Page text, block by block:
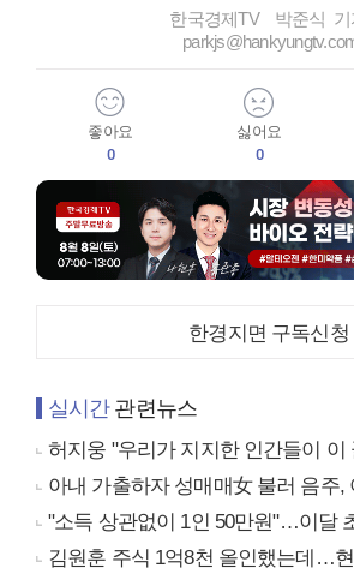
한국경제TV 박준식 기
좋아요
0
싫어요
0
한경지면 구독신청
실시간관련뉴스
허지웅 "우리가 지지한 인간들이 이 꼴
아내 가출하자 성매매女 불러 음주,
"소득 상관없이 1인 50만원"…이달
김원훈 주식 1억8천 올인했는데…